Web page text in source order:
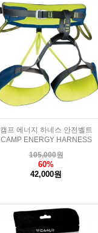
캠프 에너지 하네스 안전벨트
CAMP ENERGY HARNESS
105,000원
60%
42,000원